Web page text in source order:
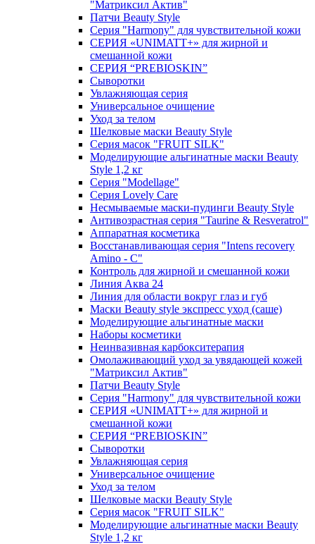
"Матриксил Актив"
Патчи Beauty Style
Серия "Harmony" для чувствительной кожи
СЕРИЯ «UNIMATT+» для жирной и
смешанной кожи
СЕРИЯ “PREBIOSKIN”
Сыворотки
Увлажняющая серия
Универсальное очищение
Уход за телом
Шелковые маски Beauty Style
Серия масок "FRUIT SILK"
Моделирующие альгинатные маски Beauty
Style 1,2 кг
Серия "Modellage"
Cерия Lovely Care
Несмываемые маски-пудинги Beauty Style
Антивозрастная серия "Taurine & Resveratrol"
Аппаратная косметика
Восстанавливающая серия "Intens recovery
Amino - C"
Контроль для жирной и смешанной кожи
Линия Аква 24
Линия для области вокруг глаз и губ
Маски Beauty style экспресс уход (саше)
Моделирующие альгинатные маски
Наборы косметики
Неинвазивная карбокситерапия
Омолаживающий уход за увядающей кожей
"Матриксил Актив"
Патчи Beauty Style
Серия "Harmony" для чувствительной кожи
СЕРИЯ «UNIMATT+» для жирной и
смешанной кожи
СЕРИЯ “PREBIOSKIN”
Сыворотки
Увлажняющая серия
Универсальное очищение
Уход за телом
Шелковые маски Beauty Style
Серия масок "FRUIT SILK"
Моделирующие альгинатные маски Beauty
Style 1,2 кг